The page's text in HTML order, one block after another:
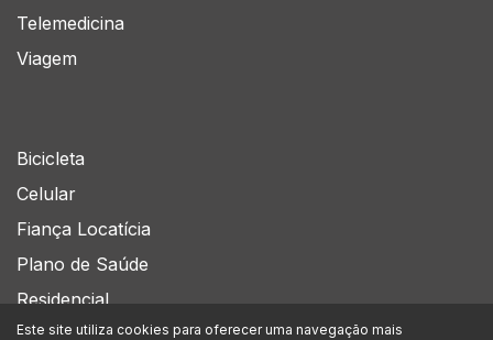
Telemedicina
Viagem
Bicicleta
Celular
Fiança Locatícia
Plano de Saúde
Residencial
Este site utiliza cookies para oferecer uma navegação mais